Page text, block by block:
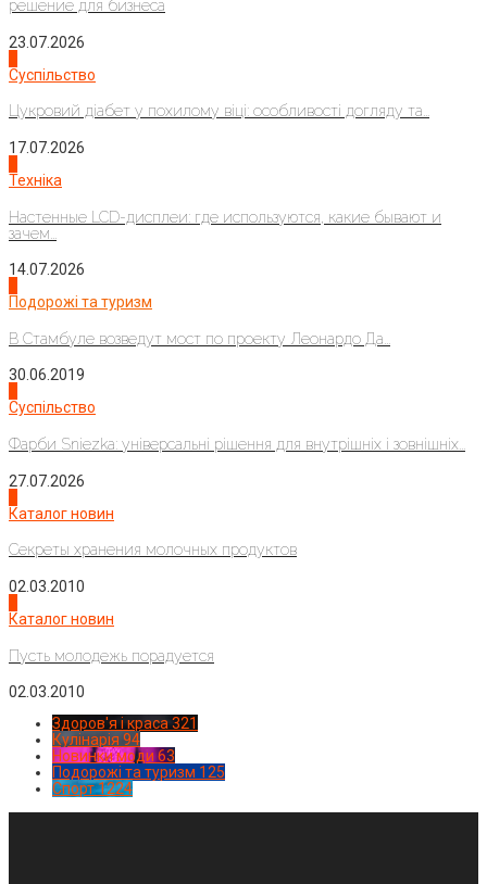
решение для бизнеса
23.07.2026
Суспільство
Цукровий діабет у похилому віці: особливості догляду та...
17.07.2026
Техніка
Настенные LCD-дисплеи: где используются, какие бывают и
зачем...
14.07.2026
Подорожі та туризм
В Стамбуле возведут мост по проекту Леонардо Да...
30.06.2019
Суспільство
Фарби Sniezka: універсальні рішення для внутрішніх і зовнішніх...
27.07.2026
Каталог новин
Секреты хранения молочных продуктов
02.03.2010
Каталог новин
Пусть молодежь порадуется
02.03.2010
Здоров'я і краса 321
Кулінарія 94
Новинки моди 63
Подорожі та туризм 125
Спорт1224